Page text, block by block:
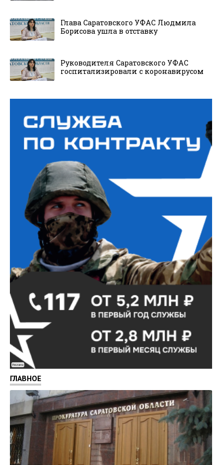
Глава Саратовского УФАС Людмила
Борисова ушла в отставку
Руководителя Саратовского УФАС
госпитализировали с коронавирусом
Реклама
ГЛАВНОЕ